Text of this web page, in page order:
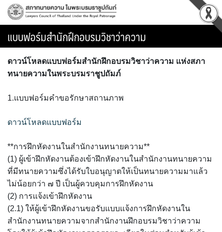
Skip
แบบฟอร์มสำนักฝึกอบรมวิชาว่าความ
ดาวน์โหลดแบบฟอร์มสำนักฝึกอบรมวิชาว่าความ แห่งสภา
ทนายความในพระบรมราชูปถัมภ์
1.แบบฟอร์มคำขอรักษาสถานภาพ
ดาวน์โหลดแบบฟอร์ม
**การฝึกหัดงานในสำนักงานทนายความ**
(1) ผู้เข้าฝึกหัดงานต้องเข้าฝึกหัดงานในสำนักงานทนายความ
ที่มีทนายความซึ่งได้รับใบอนุญาตให้เป็นทนายความมาแล้ว
ไม่น้อยกว่า ๗ ปี เป็นผู้ควบคุมการฝึกหัดงาน
(2) การแจ้งเข้าฝึกหัดงาน
(2.1) ให้ผู้เข้าฝึกหัดงานขอรับแบบแจ้งการฝึกหัดงานใน
สำนักงานทนายความจากสำนักงานฝึกอบรมวิชาว่าความ